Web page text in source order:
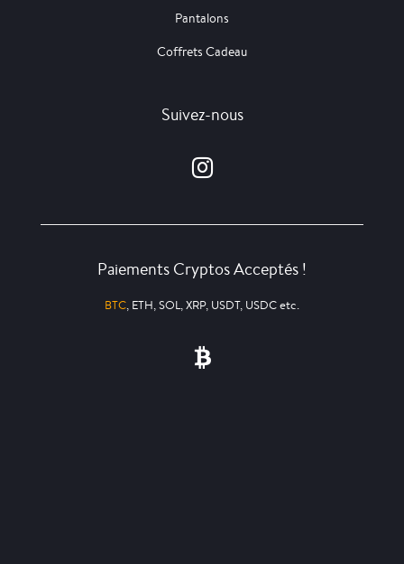
Pantalons
Coffrets Cadeau
Suivez-nous
Paiements Cryptos Acceptés !
BTC, ETH, SOL, XRP, USDT, USDC etc.